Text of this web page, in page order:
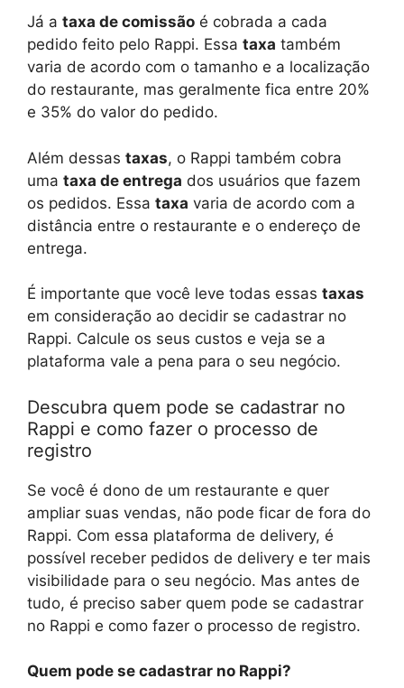
Já a taxa de comissão é cobrada a cada
pedido feito pelo Rappi. Essa taxa também
varia de acordo com o tamanho e a localização
do restaurante, mas geralmente fica entre 20%
e 35% do valor do pedido.
Além dessas taxas, o Rappi também cobra
uma taxa de entrega dos usuários que fazem
os pedidos. Essa taxa varia de acordo com a
distância entre o restaurante e o endereço de
entrega.
É importante que você leve todas essas taxas
em consideração ao decidir se cadastrar no
Rappi. Calcule os seus custos e veja se a
plataforma vale a pena para o seu negócio.
Descubra quem pode se cadastrar no
Rappi e como fazer o processo de
registro
Se você é dono de um restaurante e quer
ampliar suas vendas, não pode ficar de fora do
Rappi. Com essa plataforma de delivery, é
possível receber pedidos de delivery e ter mais
visibilidade para o seu negócio. Mas antes de
tudo, é preciso saber quem pode se cadastrar
no Rappi e como fazer o processo de registro.
Quem pode se cadastrar no Rappi?